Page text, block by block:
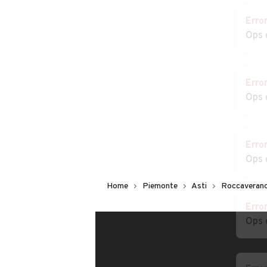
Auto usate
Auto usate
Villafranca
Home Piemonte Asti
Error
Ops
Error
Ops
Error
Ops
Error
Ops